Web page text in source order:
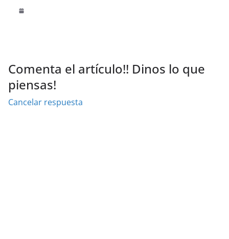
Comenta el artículo!! Dinos lo que
piensas!
Cancelar respuesta